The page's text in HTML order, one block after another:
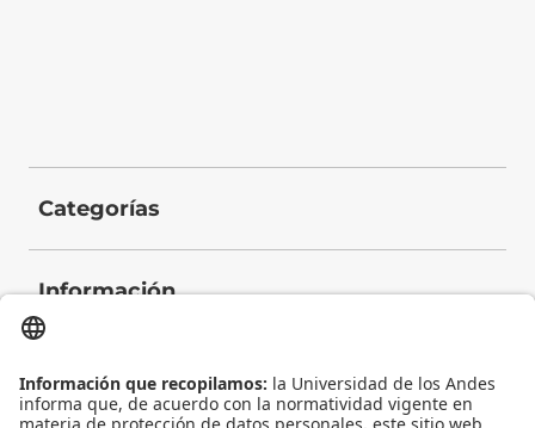
Categorías
Información
Contacto